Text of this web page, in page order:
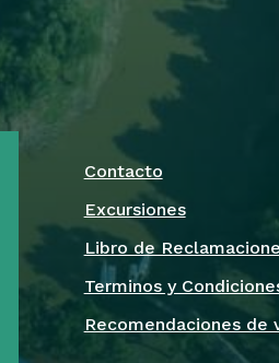
Contacto
Excursiones
Libro de
Terminos y
Recomendaciones de